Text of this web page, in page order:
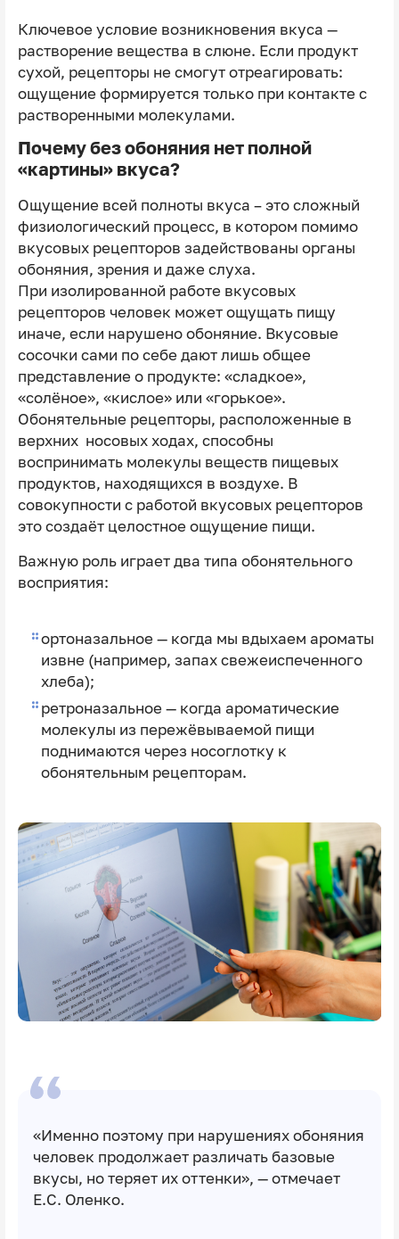
Ключевое условие возникновения вкуса —
растворение вещества в слюне. Если продукт
сухой, рецепторы не смогут отреагировать:
ощущение формируется только при контакте с
растворенными молекулами.
Почему без обоняния нет полной
«картины» вкуса?
Ощущение всей полноты вкуса – это сложный
физиологический процесс, в котором помимо
вкусовых рецепторов задействованы органы
обоняния, зрения и даже слуха.
При изолированной работе вкусовых
рецепторов человек может ощущать пищу
иначе, если нарушено обоняние. Вкусовые
сосочки сами по себе дают лишь общее
представление о продукте: «сладкое»,
«солёное», «кислое» или «горькое».
Обонятельные рецепторы, расположенные в
верхних носовых ходах, способны
воспринимать молекулы веществ пищевых
продуктов, находящихся в воздухе. В
совокупности с работой вкусовых рецепторов
это создаёт целостное ощущение пищи.
Важную роль играет два типа обонятельного
восприятия:
ортоназальное — когда мы вдыхаем ароматы
извне (например, запах свежеиспеченного
хлеба);
ретроназальное — когда ароматические
молекулы из пережёвываемой пищи
поднимаются через носоглотку к
обонятельным рецепторам.
«Именно поэтому при нарушениях обоняния
человек продолжает различать базовые
вкусы, но теряет их оттенки», — отмечает
Е.С. Оленко.